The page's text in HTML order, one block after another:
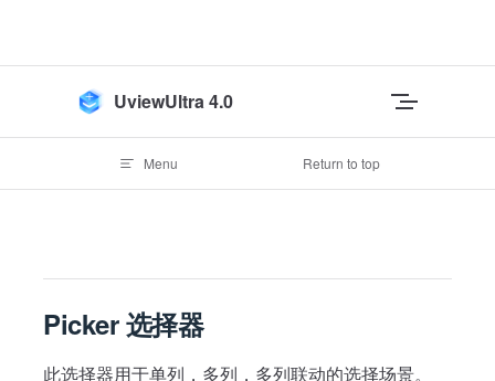
UviewUltra 4.0
Menu Return to top
Picker 选择器
此选择器用于单列，多列，多列联动的选择场景。